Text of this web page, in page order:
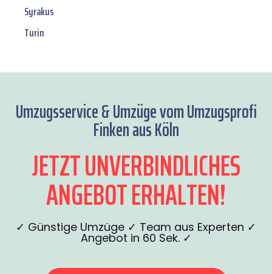
Syrakus
Turin
Umzugsservice & Umzüge vom Umzugsprofi
Finken aus Köln
JETZT UNVERBINDLICHES
ANGEBOT ERHALTEN!
✓ Günstige Umzüge ✓ Team aus Experten ✓
Angebot in 60 Sek. ✓